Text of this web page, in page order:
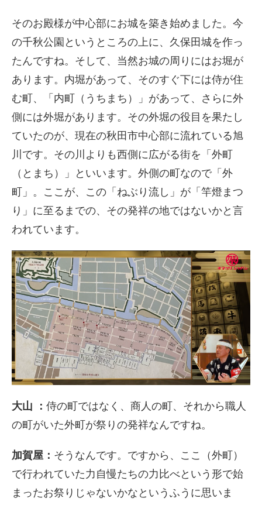
そのお殿様が中心部にお城を築き始めました。今
の千秋公園というところの上に、久保田城を作っ
たんですね。そして、当然お城の周りにはお堀が
あります。内堀があって、そのすぐ下には侍が住
む町、「内町（うちまち）」があって、さらに外
側には外堀があります。その外堀の役目を果たし
ていたのが、現在の秋田市中心部に流れている旭
川です。その川よりも西側に広がる街を「外町
（とまち）」といいます。外側の町なので「外
町」。ここが、この「ねぶり流し」が「竿燈まつ
り」に至るまでの、その発祥の地ではないかと言
われています。
大山 ： 侍の町ではなく、商人の町、それから職人
の町がいた外町が祭りの発祥なんですね。
加賀屋： そうなんです。ですから、ここ（外町）
で行われていた力自慢たちの力比べという形で始
まったお祭りじゃないかなというふうに思いま